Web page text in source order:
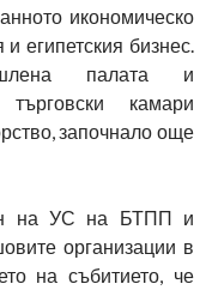
икономическо
египетския бизнес.
палата и
камари
започнало още
на УС на БТПП и
организации в
на събитието, че